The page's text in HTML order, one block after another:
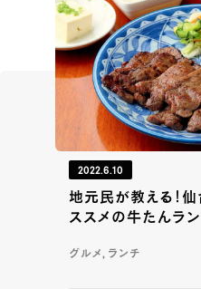
2022.6.10
地元民が教える！
ススメの牛たんラ
グルメ, ランチ